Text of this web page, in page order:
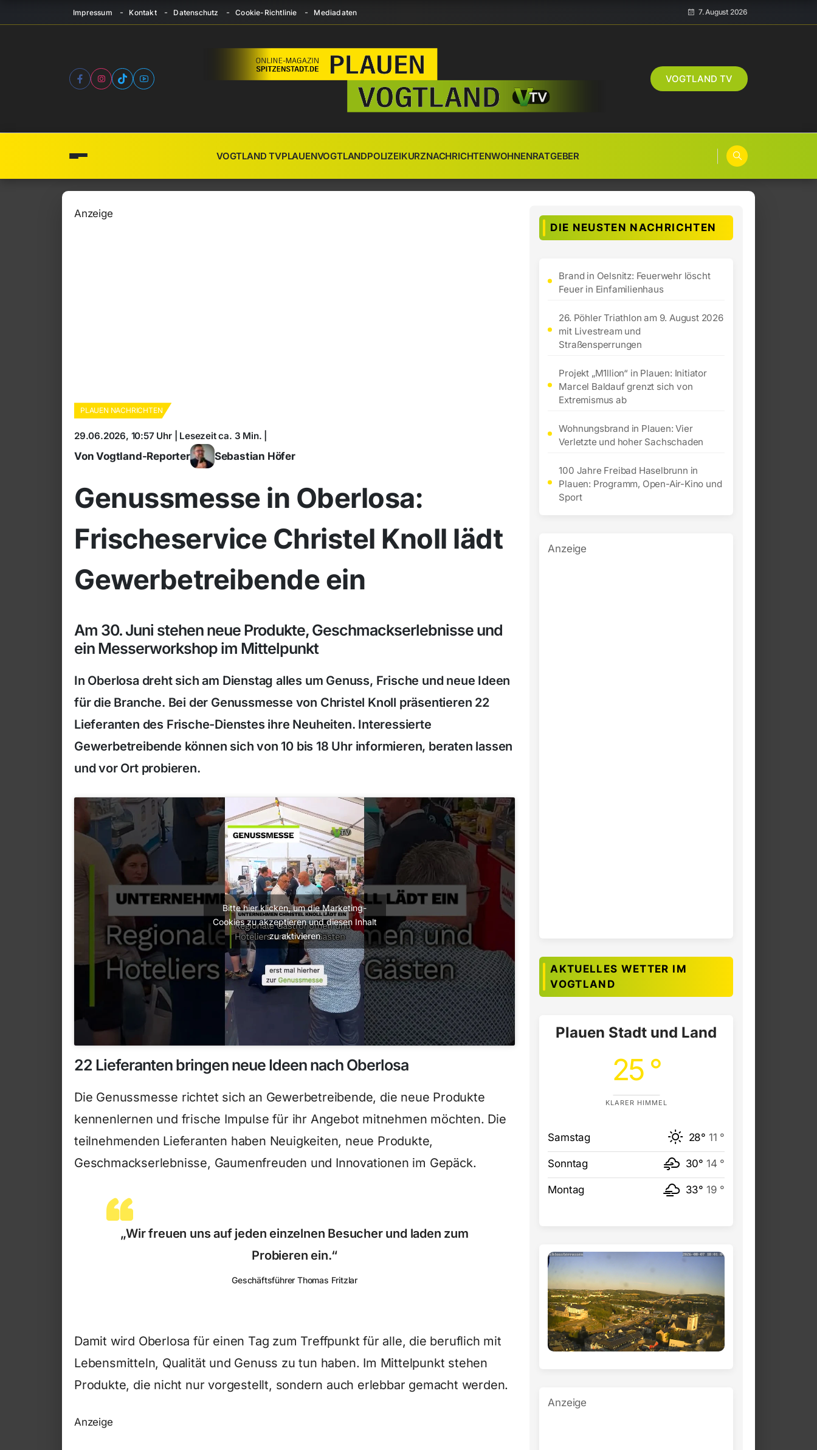
Impressum Kontakt Datenschutz Cookie-Richtlinie Mediadaten 7. August 2026
VOGTLAND TV
VOGTLAND TVPLAUENVOGTLANDPOLIZEIKURZNACHRICHTENWOHNENRATGEBER
Anzeige
PLAUEN NACHRICHTEN
29.06.2026, 10:57 Uhr | Lesezeit ca. 3 Min. |
Von Vogtland-Reporter Sebastian Höfer
Genussmesse in Oberlosa:
Frischeservice Christel Knoll lädt
Gewerbetreibende ein
Am 30. Juni stehen neue Produkte, Geschmackserlebnisse und
ein Messerworkshop im Mittelpunkt
In Oberlosa dreht sich am Dienstag alles um Genuss, Frische und neue Ideen
für die Branche. Bei der Genussmesse von Christel Knoll präsentieren 22
Lieferanten des Frische-Dienstes ihre Neuheiten. Interessierte
Gewerbetreibende können sich von 10 bis 18 Uhr informieren, beraten lassen
und vor Ort probieren.
Bitte hier klicken, um die Marketing-
Cookies zu akzeptieren und diesen Inhalt
zu aktivieren
22 Lieferanten bringen neue Ideen nach Oberlosa
Die Genussmesse richtet sich an Gewerbetreibende, die neue Produkte
kennenlernen und frische Impulse für ihr Angebot mitnehmen möchten. Die
teilnehmenden Lieferanten haben Neuigkeiten, neue Produkte,
Geschmackserlebnisse, Gaumenfreuden und Innovationen im Gepäck.
„Wir freuen uns auf jeden einzelnen Besucher und laden zum
Probieren ein.“
Geschäftsführer Thomas Fritzlar
Damit wird Oberlosa für einen Tag zum Treffpunkt für alle, die beruflich mit
Lebensmitteln, Qualität und Genuss zu tun haben. Im Mittelpunkt stehen
Produkte, die nicht nur vorgestellt, sondern auch erlebbar gemacht werden.
Anzeige
DIE NEUSTEN NACHRICHTEN
Brand in Oelsnitz: Feuerwehr löscht
Feuer in Einfamilienhaus
26. Pöhler Triathlon am 9. August 2026
mit Livestream und
Straßensperrungen
Projekt „M1llion“ in Plauen: Initiator
Marcel Baldauf grenzt sich von
Extremismus ab
Wohnungsbrand in Plauen: Vier
Verletzte und hoher Sachschaden
100 Jahre Freibad Haselbrunn in
Plauen: Programm, Open-Air-Kino und
Sport
Anzeige
AKTUELLES WETTER IM
VOGTLAND
Plauen Stadt und Land
25 °
KLARER HIMMEL
Samstag 28° 11 °
Sonntag 30° 14 °
Montag 33° 19 °
Anzeige